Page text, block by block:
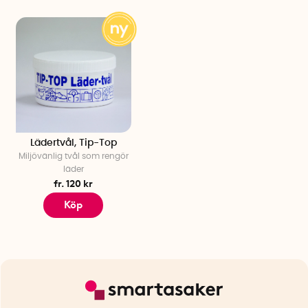
Lädertvål, Tip-Top
Miljövänlig tvål som rengör
läder
fr. 120 kr
Köp